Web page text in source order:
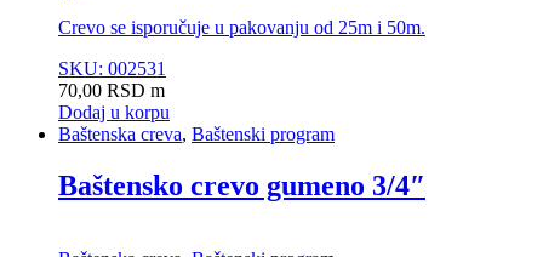
Crevo se isporučuje u pakovanju od 25m i 50m.
SKU: 002531
70,00 RSD m
Dodaj u korpu
Baštenska creva, Baštenski program
Baštensko crevo gumeno 3/4″